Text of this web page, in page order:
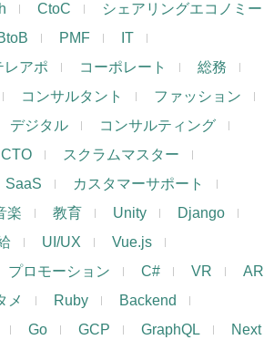
CtoC
シェアリングエコノミー
PMF
IT
レアポ コーポレート
総務
コンサルタント
ファッション
デジタル
コンサルティング
CTO
スクラムマスター
SaaS
カスタマーサポート
楽 教育 Unity
Django
UI/UX
Vue.js
プロモーション C# VR
AR
メ Ruby
Backend
Go GCP GraphQL
Next